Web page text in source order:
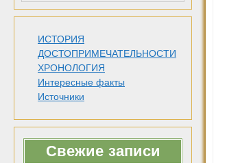
ИСТОРИЯ
ДОСТОПРИМЕЧАТЕЛЬНОСТИ
ХРОНОЛОГИЯ
Интересные факты
Источники
Свежие записи